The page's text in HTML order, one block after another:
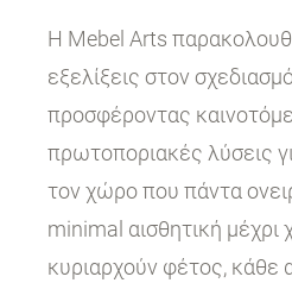
Η Mebel Arts
εξελίξεις στον
προσφέροντας
πρωτοποριακές λύσεις
τον χώρο που πάντα
minimal αισθητική
κυριαρχούν φέτος, κάθε